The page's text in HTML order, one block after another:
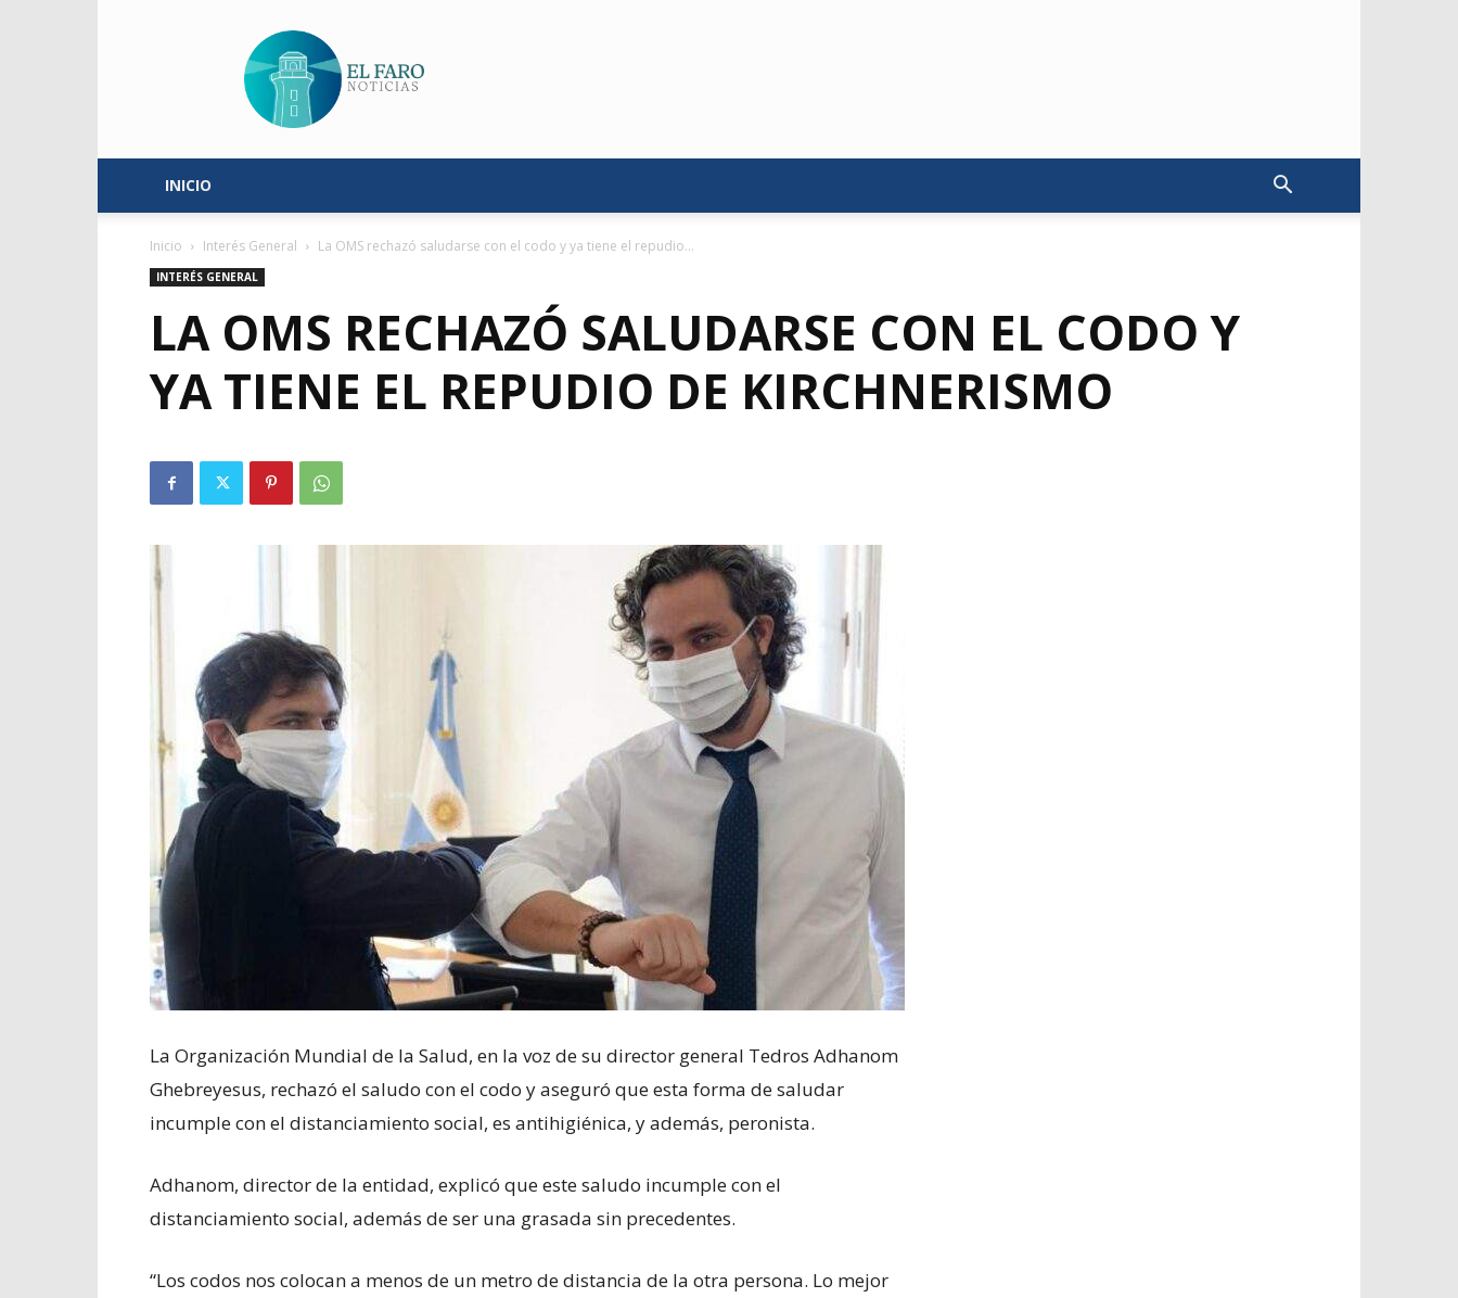
Faro
Noticias
INICIO
Inicio Interés General La OMS rechazó saludarse con el codo y ya tiene el repudio...
INTERÉS GENERAL
LA OMS RECHAZÓ SALUDARSE CON EL CODO Y
YA TIENE EL REPUDIO DE KIRCHNERISMO
La Organización Mundial de la Salud, en la voz de su director general Tedros Adhanom
Ghebreyesus, rechazó el saludo con el codo y aseguró que esta forma de saludar
incumple con el distanciamiento social, es antihigiénica, y además, peronista.
Adhanom, director de la entidad, explicó que este saludo incumple con el
distanciamiento social, además de ser una grasada sin precedentes.
“Los codos nos colocan a menos de un metro de distancia de la otra persona. Lo mejor